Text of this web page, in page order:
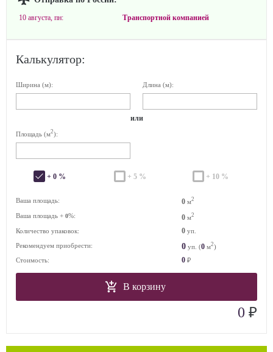
10 августа, пн: Транспортной компанией
Калькулятор:
Ширина (м): Длина (м):
или
Площадь (м2):
+ 0 % + 5 % + 10 %
Ваша площадь: 0 м2
Ваша площадь + 0%: 0 м2
Количество упаковок: 0 уп.
Рекомендуем приобрести:
0 уп. (0 м2)
Стоимость:
0 ₽
В корзину
0 ₽